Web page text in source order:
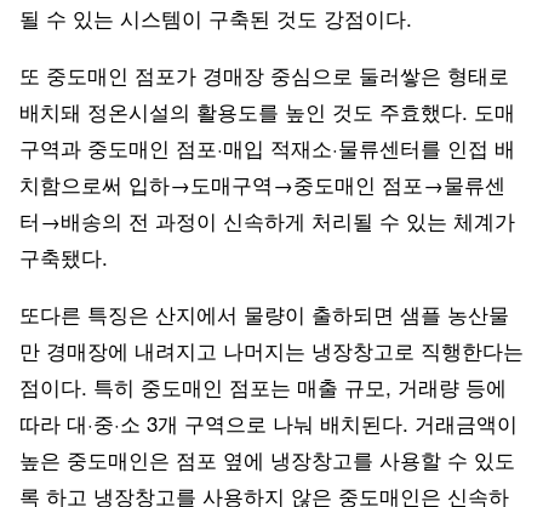
될 수 있는 시스템이 구축된 것도 강점이다.
또 중도매인 점포가 경매장 중심으로 둘러쌓은 형태로
배치돼 정온시설의 활용도를 높인 것도 주효했다. 도매
구역과 중도매인 점포·매입 적재소·물류센터를 인접 배
치함으로써 입하→도매구역→중도매인 점포→물류센
터→배송의 전 과정이 신속하게 처리될 수 있는 체계가
구축됐다.
또다른 특징은 산지에서 물량이 출하되면 샘플 농산물
만 경매장에 내려지고 나머지는 냉장창고로 직행한다는
점이다. 특히 중도매인 점포는 매출 규모, 거래량 등에
따라 대·중·소 3개 구역으로 나눠 배치된다. 거래금액이
높은 중도매인은 점포 옆에 냉장창고를 사용할 수 있도
록 하고 냉장창고를 사용하지 않은 중도매인은 신속하